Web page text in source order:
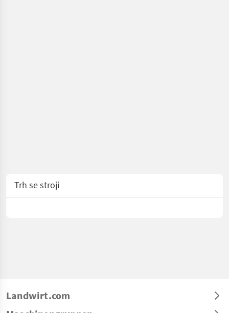
Trh se stroji
Landwirt.com